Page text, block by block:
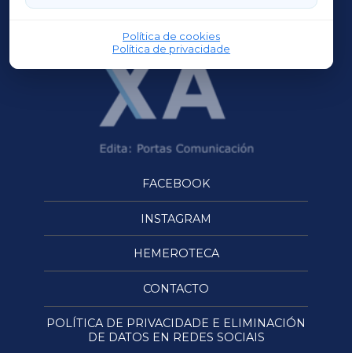
Política de cookies
Política de privacidade
OURENSEXA
FACEBOOK
INSTAGRAM
HEMEROTECA
CONTACTO
POLÍTICA DE PRIVACIDADE E ELIMINACIÓN
DE DATOS EN REDES SOCIAIS